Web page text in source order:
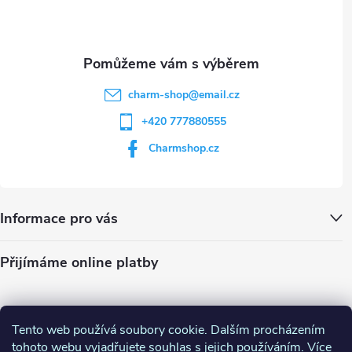
Tento web používá soubory cookie. Dalším procházením
tohoto webu vyjadřujete souhlas s jejich používáním. Více
charm-shop@email.cz
+420 777880555
Charmshop.cz
Informace pro vás
Přijímáme online platby